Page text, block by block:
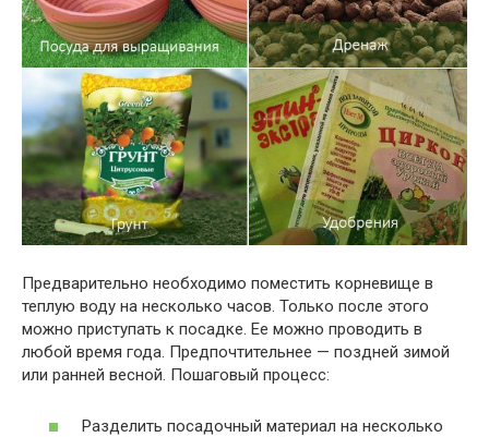
Предварительно необходимо поместить корневище в
теплую воду на несколько часов. Только после этого
можно приступать к посадке. Ее можно проводить в
любой время года. Предпочтительнее — поздней зимой
или ранней весной. Пошаговый процесс:
Разделить посадочный материал на несколько